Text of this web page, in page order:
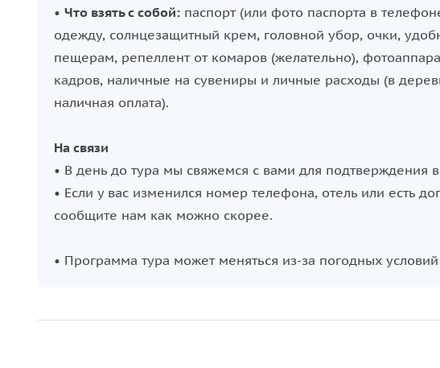
• Что взять с собой: паспорт (или фото паспорта в
одежду, солнцезащитный крем, головной убор, очки,
пещерам, репеллент от комаров (желательно),
кадров, наличные на сувениры и личные расходы (в
наличная оплата).
На связи
• В день до тура мы свяжемся с вами для подтверждения
• Если у вас изменился номер телефона, отель или есть
сообщите нам как можно скорее.
• Программа тура может меняться из-за погодных